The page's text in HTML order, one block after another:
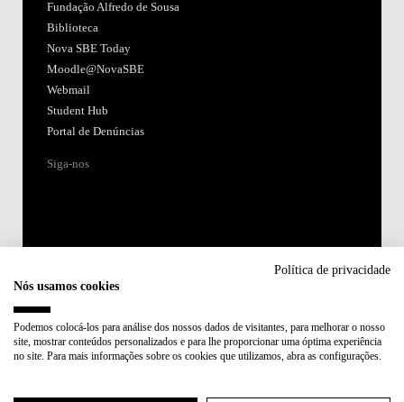
Fundação Alfredo de Sousa
Biblioteca
Nova SBE Today
Moodle@NovaSBE
Webmail
Student Hub
Portal de Denúncias
Siga-nos
Membro de:
Política de privacidade
Nós usamos cookies
Podemos colocá-los para análise dos nossos dados de visitantes, para melhorar o nosso
site, mostrar conteúdos personalizados e para lhe proporcionar uma óptima experiência
no site. Para mais informações sobre os cookies que utilizamos, abra as configurações.